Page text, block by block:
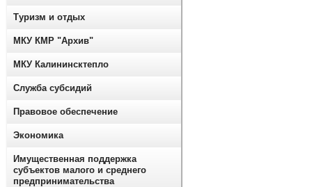
Туризм и отдых
МКУ КМР "Архив"
МКУ Калининсктепло
Служба субсидий
Правовое обеспечение
Экономика
Имущественная поддержка
субъектов малого и среднего
предпринимательства